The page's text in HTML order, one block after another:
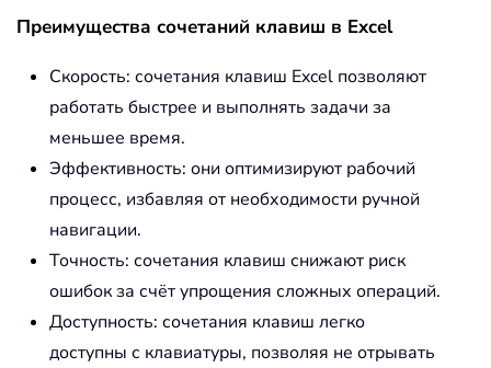
Преимущества сочетаний клавиш в Excel
Скорость: сочетания клавиш Excel позволяют
работать быстрее и выполнять задачи за
меньшее время.
Эффективность: они оптимизируют рабочий
процесс, избавляя от необходимости ручной
навигации.
Точность: сочетания клавиш снижают риск
ошибок за счёт упрощения сложных операций.
Доступность: сочетания клавиш легко
доступны с клавиатуры, позволяя не отрывать